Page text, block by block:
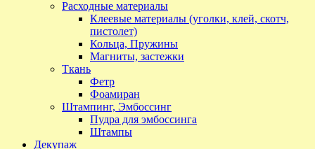
Расходные материалы
Клеевые материалы (уголки, клей, скотч,
пистолет)
Кольца, Пружины
Магниты, застежки
Ткань
Фетр
Фоамиран
Штампинг, Эмбоссинг
Пудра для эмбоссинга
Штампы
Декупаж